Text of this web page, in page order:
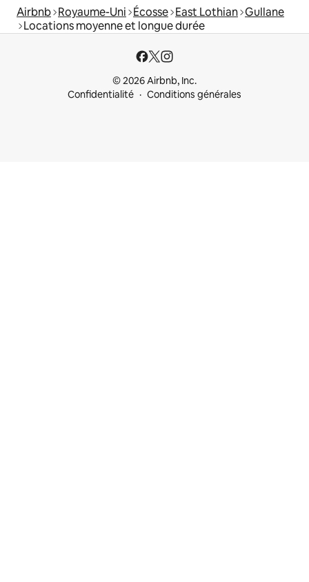
Airbnb Royaume-Uni Écosse East Lothian Gullane
Locations moyenne et longue durée
© 2026 Airbnb, Inc.
Confidentialité
Conditions générales